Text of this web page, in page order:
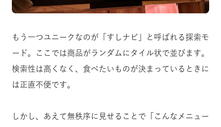
もう一つユニークなのが「すしナビ」と呼ばれる探索モ
ード。ここでは商品がランダムにタイル状で並びます。
検索性は高くなく、食べたいものが決まっているときに
は正直不便です。
しかし、あえて無秩序に見せることで「こんなメニュー